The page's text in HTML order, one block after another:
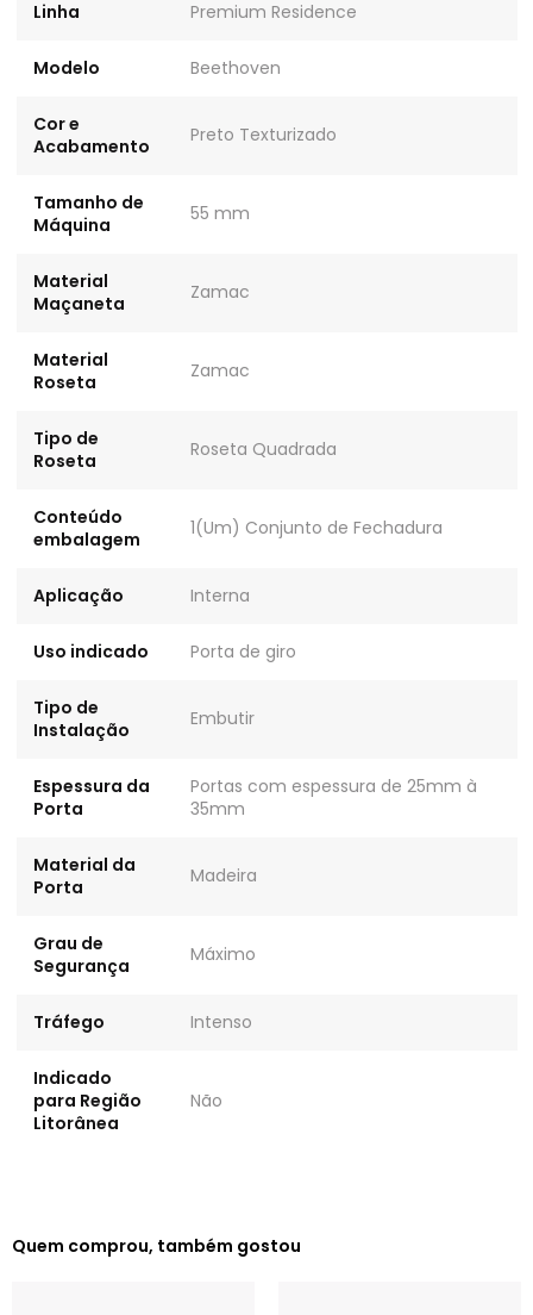
Linha Premium Residence
Modelo Beethoven
Cor e
Acabamento
Preto Texturizado
Tamanho de
Máquina
55 mm
Material
Maçaneta
Zamac
Material
Roseta
Zamac
Tipo de
Roseta
Roseta Quadrada
Conteúdo
embalagem
1(Um) Conjunto de Fechadura
Aplicação Interna
Uso indicado Porta de giro
Tipo de
Instalação
Embutir
Espessura da
Porta
Portas com espessura de 25mm à
35mm
Material da
Porta
Madeira
Grau de
Segurança
Máximo
Tráfego Intenso
Indicado
para Região
Litorânea
Não
Quem comprou, também gostou